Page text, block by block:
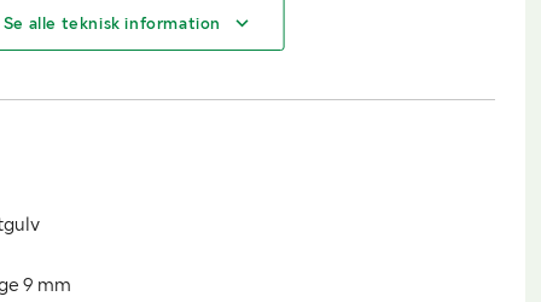
9 mm Øvrige mål
Se alle teknisk information
9 mm